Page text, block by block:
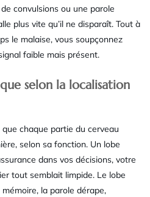
convulsions ou une parole
plus vite qu’il ne disparaît. Tout à
le malaise, vous soupçonnez
faible mais présent.
selon la localisation
chaque partie du cerveau
selon sa fonction. Un lobe
dans vos décisions, votre
tout semblait limpide. Le lobe
la parole dérape,